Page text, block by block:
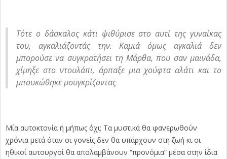
Τότε ο δάσκαλος κάτι ψιθύρισε στο αυτί της γυναίκας
του, αγκαλιάζοντάς την. Καμιά όμως αγκαλιά δεν
μπορούσε να συγκρατήσει τη Μάρθα, που σαν μαινάδα,
χίμηξε στο ντουλάπι, άρπαξε μια χούφτα αλάτι και το
μπουκώθηκε μουγκρίζοντας
Μία αυτοκτονία ή μήπως όχι; Τα μυστικά θα φανερωθούν
χρόνια μετά όταν οι γονείς δεν θα υπάρχουν στη ζωή κι οι
ηθικοί αυτουργοί θα απολαμβάνουν “προνόμια” μέσα στην ίδια